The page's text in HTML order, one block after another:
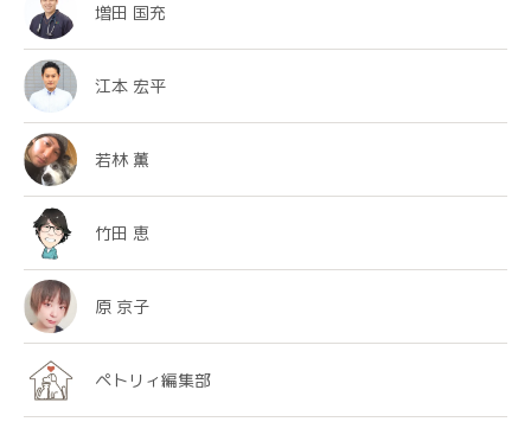
増田 国充
江本 宏平
若林 薫
竹田 恵
原 京子
ペトリィ編集部